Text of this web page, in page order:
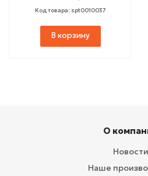
Код товара: spt0010037
В корзину
О
Новости
Наше